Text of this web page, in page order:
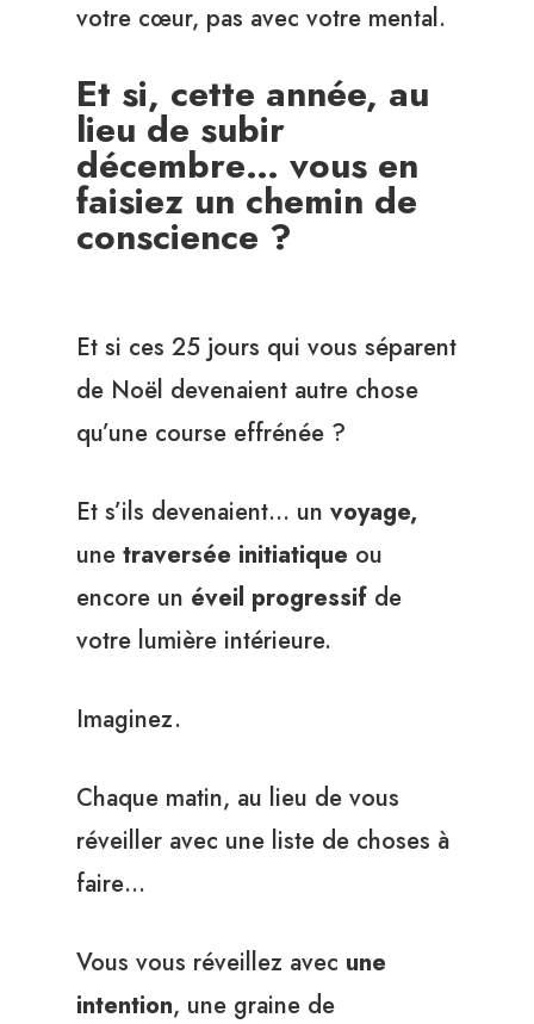
votre cœur, pas avec votre mental.
Et si, cette année, au
lieu de subir
décembre… vous en
faisiez un chemin de
conscience ?
Et si ces 25 jours qui vous séparent
de Noël devenaient autre chose
qu’une course effrénée ?
Et s’ils devenaient… un voyage,
une traversée initiatique ou
encore un éveil progressif de
votre lumière intérieure.
Imaginez.
Chaque matin, au lieu de vous
réveiller avec une liste de choses à
faire…
Vous vous réveillez avec une
intention, une graine de